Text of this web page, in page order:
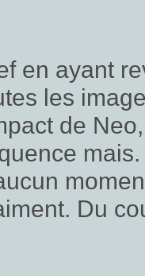
en ayant
les
de
mais.
Du